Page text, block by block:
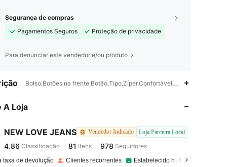
Segurança de compras
Pagamentos Seguros
Proteção de privacidade
Para denunciar este vendedor e/ou produto
Bolso,Botões na frente,Botão,Tipo,Zíper,Confortável,Não agride a
A Loja
NEW LOVE JEANS Vendedor Indicado Loja Parceira Local
4,86
4,86
Itens 978Seguidores
5***1pago 1 dia atrás
taxa de devolução Clientes recorrentes Estabelecido há 1 ano